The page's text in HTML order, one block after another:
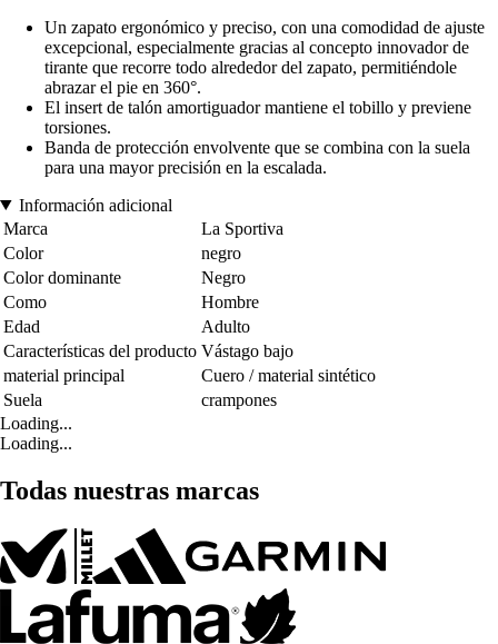
Un zapato ergonómico y preciso, con una comodidad de ajuste
excepcional, especialmente gracias al concepto innovador de
tirante que recorre todo alrededor del zapato, permitiéndole
abrazar el pie en 360°.
El insert de talón amortiguador mantiene el tobillo y previene
torsiones.
Banda de protección envolvente que se combina con la suela
para una mayor precisión en la escalada.
Información adicional
Marca
La Sportiva
Color
negro
Color dominante
Negro
Como
Hombre
Edad
Adulto
Características del producto Vástago bajo
material principal
Cuero / material sintético
Suela
crampones
Loading...
Loading...
Todas nuestras marcas